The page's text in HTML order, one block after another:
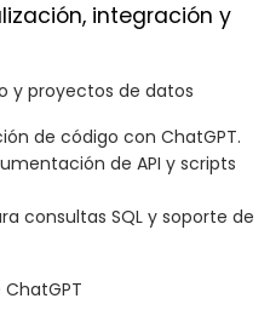
integración y
y proyectos de datos
de código con ChatGPT.
de API y scripts
consultas SQL y soporte de